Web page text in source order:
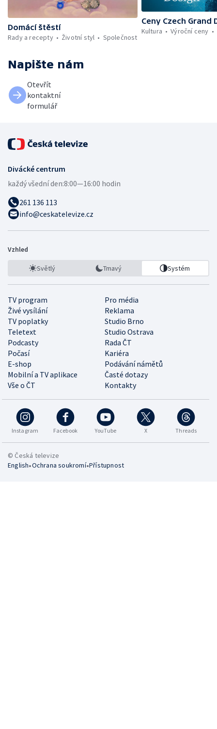
Domácí štěstí
Rady a recepty
Životní styl Společnost
Ceny Czech Grand
Kultura
Výroční ceny
Napište nám
Otevřít
kontaktní
formulář
Divácké centrum
každý všední den:8:00—16:00 hodin
261 136 113
info@ceskatelevize.cz
Vzhled
Světlý Tmavý Systém
TV program
Pro média
Živé vysílání
Reklama
TV poplatky
Studio Brno
Teletext
Studio Ostrava
Podcasty
Rada ČT
Počasí
Kariéra
E-shop
Podávání námětů
Mobilní a TV aplikace
Časté dotazy
Vše o ČT
Kontakty
Instagram Facebook YouTube X Threads
© Česká televize
English•Ochrana soukromí•Přístupnost